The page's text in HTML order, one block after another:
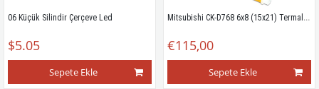
06 Küçük Silindir Çerçeve Led
$5.05
Sepete Ekle
Mitsubishi CK-D768 6x8 (15x21) Termal Kağıt
€115,00
Sepete Ekle